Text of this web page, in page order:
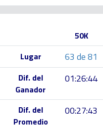
50K
Lugar
63 de 81
Dif. del
Ganador
01:26:44
Dif. del
Promedio
00:27:43